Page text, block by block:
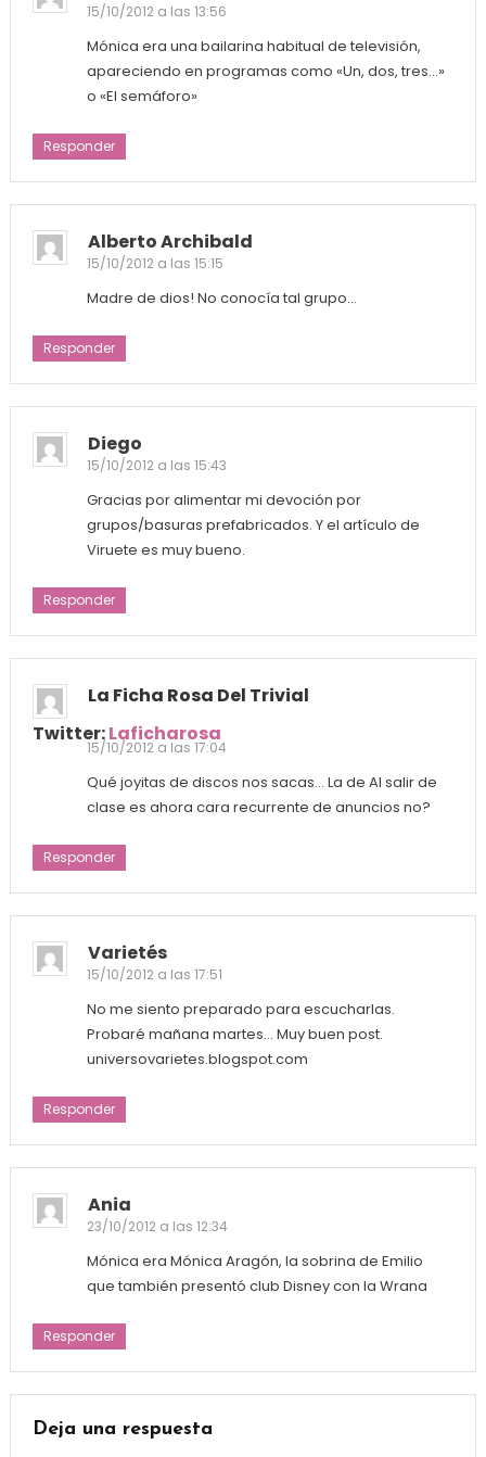
15/10/2012 a las 13:56
Mónica era una bailarina habitual de televisión,
apareciendo en programas como «Un, dos, tres…»
o «El semáforo»
Responder
Alberto Archibald
15/10/2012 a las 15:15
Madre de dios! No conocía tal grupo…
Responder
Diego
15/10/2012 a las 15:43
Gracias por alimentar mi devoción por
grupos/basuras prefabricados. Y el artículo de
Viruete es muy bueno.
Responder
La Ficha Rosa Del Trivial
Twitter:Laficharosa
15/10/2012 a las 17:04
Qué joyitas de discos nos sacas… La de Al salir de
clase es ahora cara recurrente de anuncios no?
Responder
Varietés
15/10/2012 a las 17:51
No me siento preparado para escucharlas.
Probaré mañana martes… Muy buen post.
universovarietes.blogspot.com
Responder
Ania
23/10/2012 a las 12:34
Mónica era Mónica Aragón, la sobrina de Emilio
que también presentó club Disney con la Wrana
Responder
Deja una respuesta